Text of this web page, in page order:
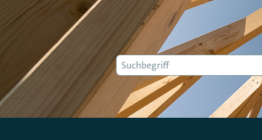
Suche